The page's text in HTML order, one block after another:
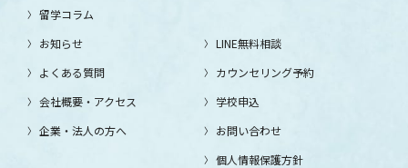
留学コラム
お知らせ
よくある質問
会社概要・アクセス
企業・法人の方へ
LINE無料相談
カウンセリング予約
学校申込
お問い合わせ
個人情報保護方針